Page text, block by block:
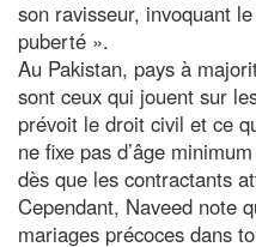
son ravisseur, invoquant
puberté ».
Au Pakistan, pays à
sont ceux qui jouent sur
prévoit le droit civil et ce
ne fixe pas d’âge
dès que les contractants
Cependant, Naveed note
mariages précoces dans